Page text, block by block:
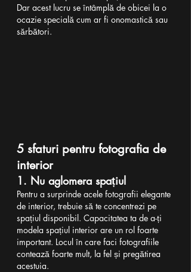
Dar acest lucru se întâmplă de obicei la o
ocazie specială cum ar fi onomastică sau
sărbători.
5 sfaturi pentru fotografia de
interior
1. Nu aglomera spațiul
Pentru a surprinde acele fotografii elegante
de interior, trebuie să te concentrezi pe
spațiul disponibil. Capacitatea ta de a-ți
modela spațiul interior are un rol foarte
important. Locul în care faci fotografiile
contează foarte mult, la fel și pregătirea
acestuia.